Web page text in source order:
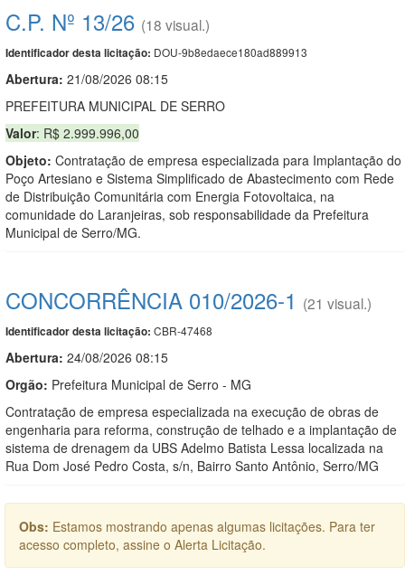
C.P. Nº 13/26 (18 visual.)
Identificador desta licitação: DOU-9b8edaece180ad889913
Abertura: 21/08/2026 08:15
PREFEITURA MUNICIPAL DE SERRO
Valor: R$ 2.999.996,00
Objeto: Contratação de empresa especializada para Implantação do
Poço Artesiano e Sistema Simplificado de Abastecimento com Rede
de Distribuição Comunitária com Energia Fotovoltaica, na
comunidade do Laranjeiras, sob responsabilidade da Prefeitura
Municipal de Serro/MG.
CONCORRÊNCIA 010/2026-1 (21 visual.)
Identificador desta licitação: CBR-47468
Abertura: 24/08/2026 08:15
Orgão: Prefeitura Municipal de Serro - MG
Contratação de empresa especializada na execução de obras de
engenharia para reforma, construção de telhado e a implantação de
sistema de drenagem da UBS Adelmo Batista Lessa localizada na
Rua Dom José Pedro Costa, s/n, Bairro Santo Antônio, Serro/MG
Obs: Estamos mostrando apenas algumas licitações. Para ter
acesso completo, assine o Alerta Licitação.